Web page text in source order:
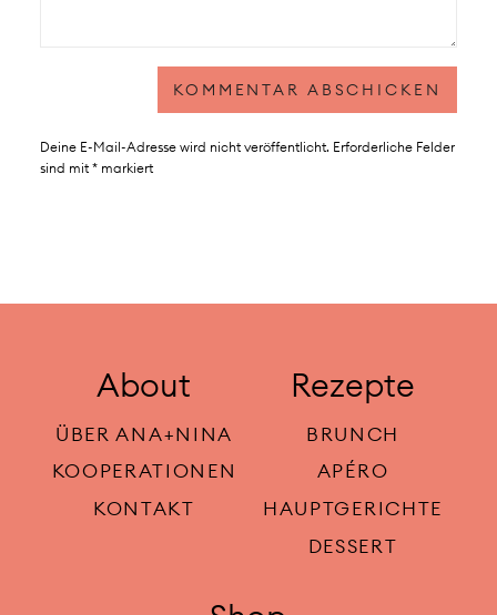
Deine E-Mail-Adresse wird nicht veröffentlicht. Erforderliche Felder
sind mit *markiert
About
ÜBER ANA+NINA
KOOPERATIONEN
KONTAKT
Rezepte
BRUNCH
APÉRO
HAUPTGERICHTE
DESSERT